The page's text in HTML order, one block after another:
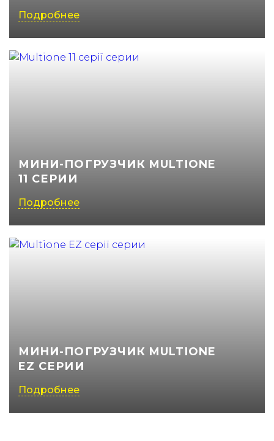
Подробнее
МИНИ-ПОГРУЗЧИК MULTIONE
11 СЕРИИ
Подробнее
МИНИ-ПОГРУЗЧИК MULTIONE
EZ СЕРИИ
Подробнее